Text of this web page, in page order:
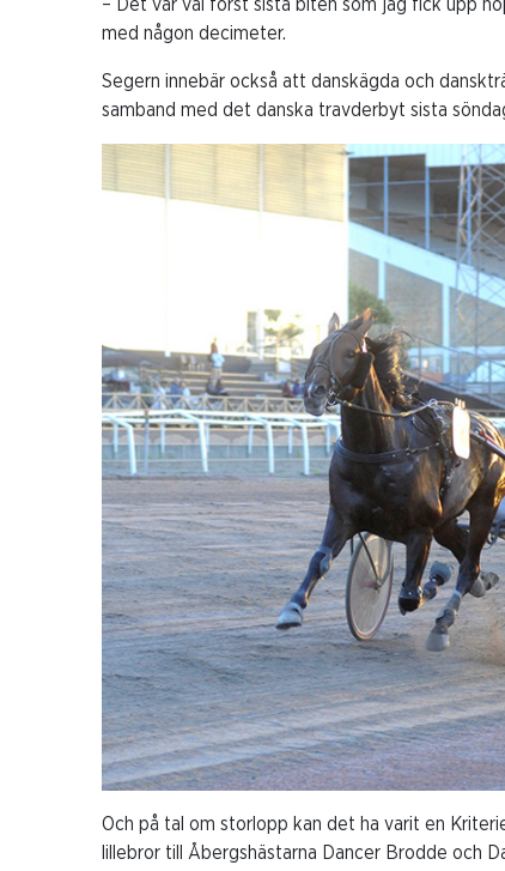
– Det var väl först sista biten som jag fick upp
med någon decimeter.
Segern innebär också att danskägda och
samband med det danska travderbyt sista
Och på tal om storlopp kan det ha varit en
lillebror till Åbergshästarna Dancer Brodde och